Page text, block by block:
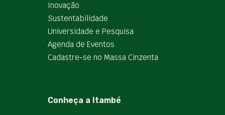
Inovação
Sustentabilidade
Universidade e Pesquisa
Agenda de Eventos
Cadastre-se no Massa Cinzenta
Conheça a Itambé